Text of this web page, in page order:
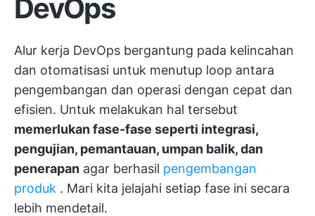
DevOps
Alur kerja DevOps bergantung pada kelincahan
dan otomatisasi untuk menutup loop antara
pengembangan dan operasi dengan cepat dan
efisien. Untuk melakukan hal tersebut
memerlukan fase-fase seperti integrasi,
pengujian, pemantauan, umpan balik, dan
penerapan agar berhasil pengembangan
produk . Mari kita jelajahi setiap fase ini secara
lebih mendetail.